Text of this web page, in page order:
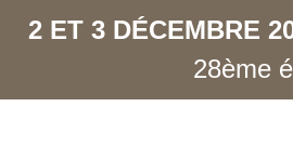
2 ET 3 DÉCEMBRE
28ème